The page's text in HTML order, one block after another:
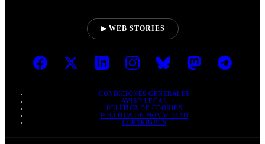
▶ WEB STORIES
CONDICIONES GENERALES
AVISO LEGAL
POLÍTICA DE COOKIES
POLÍTICA DE PRIVACIDAD
COPYRIGHTS